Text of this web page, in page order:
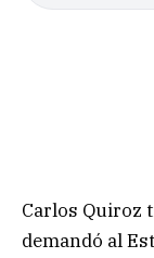
Carlos Quiroz
demandó al